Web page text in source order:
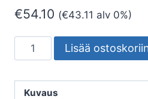
€54.10 (€43.11 alv 0%)
MASTOVAHVISTIN
LAATUANTENNI
081T
Lisää
Kuvaus